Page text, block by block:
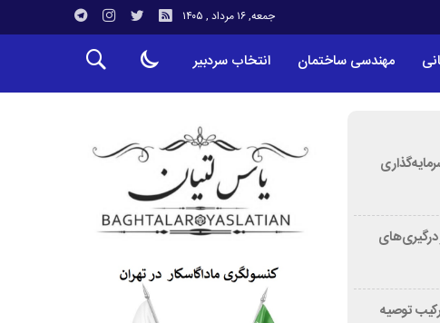
جمعه, ۱۶ مرداد , ۱۴۰۵
مهندسی ساختمان انتخاب سردبیر
توصیه